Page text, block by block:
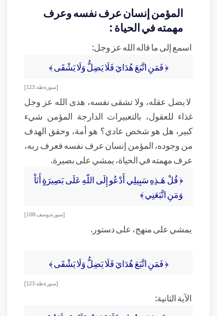
المؤمن إنسان عرف نفسه وعرف
مهمته في الحياة :
اسمع إلى ما قاله الله عز وجل:
﴿ فَمَنِ اتَّبَعَ هُدَايَ فَلَا يَضِلُّ وَلَا يَشْقَى ﴾
[ سورة طه: 123 ]
لا يضل عقله، ولا تشقى نفسه، هدى الله عز وجل
غذاء للعقول، بالتعبيرات الدارجة المؤمن شيء
كبير، هل هو شخص عادي؟ هو أمة، وحقق الهدف
من وجوده، المؤمن إنسان عرف نفسه فعرف ربه،
عرف مهمته في الحياة، يمشي على بصيرة.
﴿ قُلْ هَـذِهِ سَبِيلِي أَدْعُو إِلَى اللّهِ عَلَى بَصِيرَةٍ أَنَاْ
وَمَنِ اتَّبَعَنِي ﴾
[ سورة يوسف: 108 ]
يمشي على منهج، على دستور.
﴿ فَمَنِ اتَّبَعَ هُدَايَ فَلَا يَضِلُّ وَلَا يَشْقَى ﴾
[ سورة طه: 123 ]
الآية الثانية: